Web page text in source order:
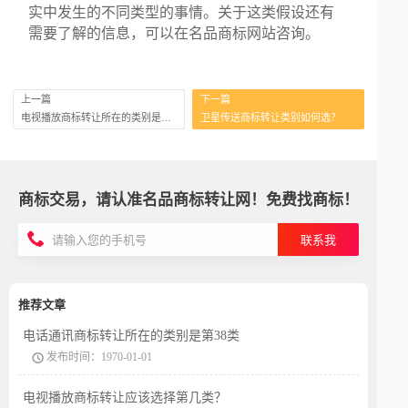
实中发生的不同类型的事情。关于这类假设还有
需要了解的信息，可以在名品商标网站咨询。
上一篇
下一篇
卫星传送商标转让类别如何选？
商标交易，请认准名品商标转让网！免费找商标！
联系我
推荐文章
电话通讯商标转让所在的类别是第38类
发布时间：1970-01-01
电视播放商标转让应该选择第几类？